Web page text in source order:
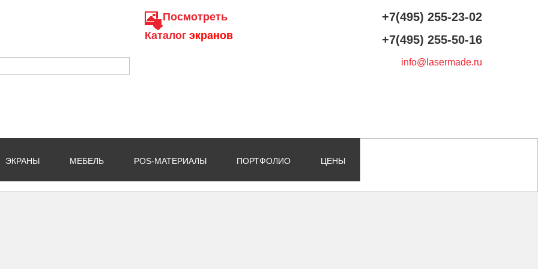
Посмотреть
Каталог экранов
+7(495) 255-23-02
+7(495) 255-50-16
info@lasermade.ru
ЭКРАНЫ МЕБЕЛЬ POS-МАТЕРИАЛЫ ПОРТФОЛИО ЦЕНЫ